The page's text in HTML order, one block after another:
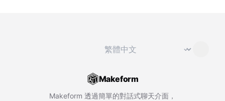
切換語言 ⌄
Makeform
Makeform 透過簡單的對話式聊天介面，